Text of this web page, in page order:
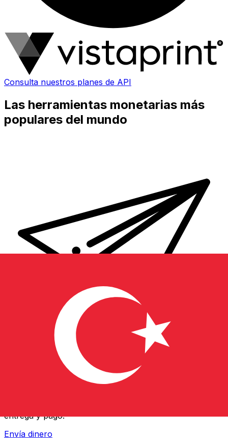
Consulta nuestros planes de API
Las herramientas monetarias más
populares del mundo
Transferencia Internacional de Dinero Xe
entrega y pago.
Envía dinero